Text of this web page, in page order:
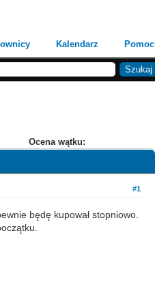
Kalendarz Pomoc
Ocena wątku:
#1
będę kupował stopniowo.